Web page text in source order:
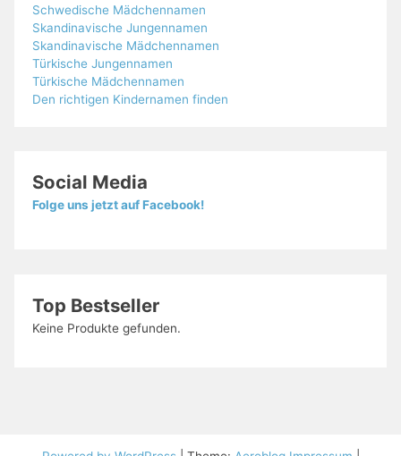
Schwedische Mädchennamen
Skandinavische Jungennamen
Skandinavische Mädchennamen
Türkische Jungennamen
Türkische Mädchennamen
Den richtigen Kindernamen finden
Social Media
Folge uns jetzt auf Facebook!
Top Bestseller
Keine Produkte gefunden.